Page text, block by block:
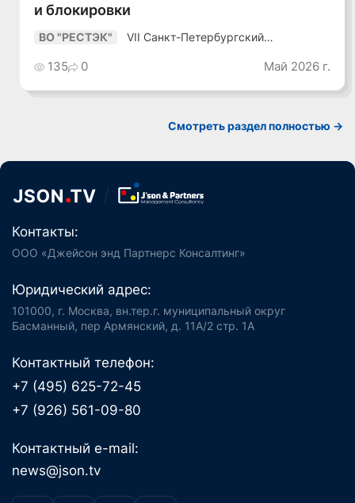
и блокировки
ВО "РЕСТЭК"
VII Санкт-Петербургский
135 0 Май 2026 г.
Смотреть раздел полностью ->
Контакты:
ООО «Джейсон энд Партнерс Консалтинг»
Юридический адрес:
101000, г. Москва, вн.тер.г. муниципальный округ
Басманный, пер Армянский, д. 11А/2 стр. 1А
Контактный телефон:
+7 (495) 625-72-45
+7 (926) 561-09-80
Контактный e-mail:
news@json.tv